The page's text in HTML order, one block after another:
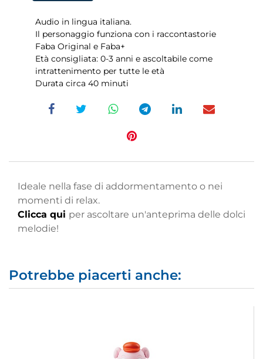
Audio in lingua italiana.
Il personaggio funziona con i raccontastorie
Faba Original e Faba+
Età consigliata: 0-3 anni e ascoltabile come
intrattenimento per tutte le età
Durata circa 40 minuti
Ideale nella fase di addormentamento o nei
momenti di relax.
Clicca qui per ascoltare un'anteprima delle dolci
melodie!
Potrebbe piacerti anche: